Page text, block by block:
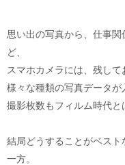
思い出の写真から、仕事
ど、
スマホカメラには、残し
様々な種類の写真データが
撮影枚数もフィルム時代と
結局どうすることがベスト
一方。